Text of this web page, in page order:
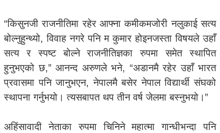
“किसुनजी राजनीतिमा रहेर आफ्ना कमीकमजोरी नलुकाई सत्य
बोल्नुहुन्थ्यो, विवाह नगरे पनि म कुमार होइनजस्ता विषयले उहाँ
सत्य र स्पष्ट बोल्ने राजनीतिज्ञका रुपमा समेत स्थापित
हुनुभएको छ,” आनन्द अरुणले भने, “अडानमै रहेर उहाँ भारत
प्रवासमा पनि जानुभएन, नेपालमै बसेर नेपाल विद्यार्थी संघको
स्थापना गर्नुभयो। त्यसबापत थप तीन वर्ष जेलमा बस्नुभयो।”
अहिंसावादी नेताका रुपमा चिनिने महात्मा गान्धीभन्दा पनि